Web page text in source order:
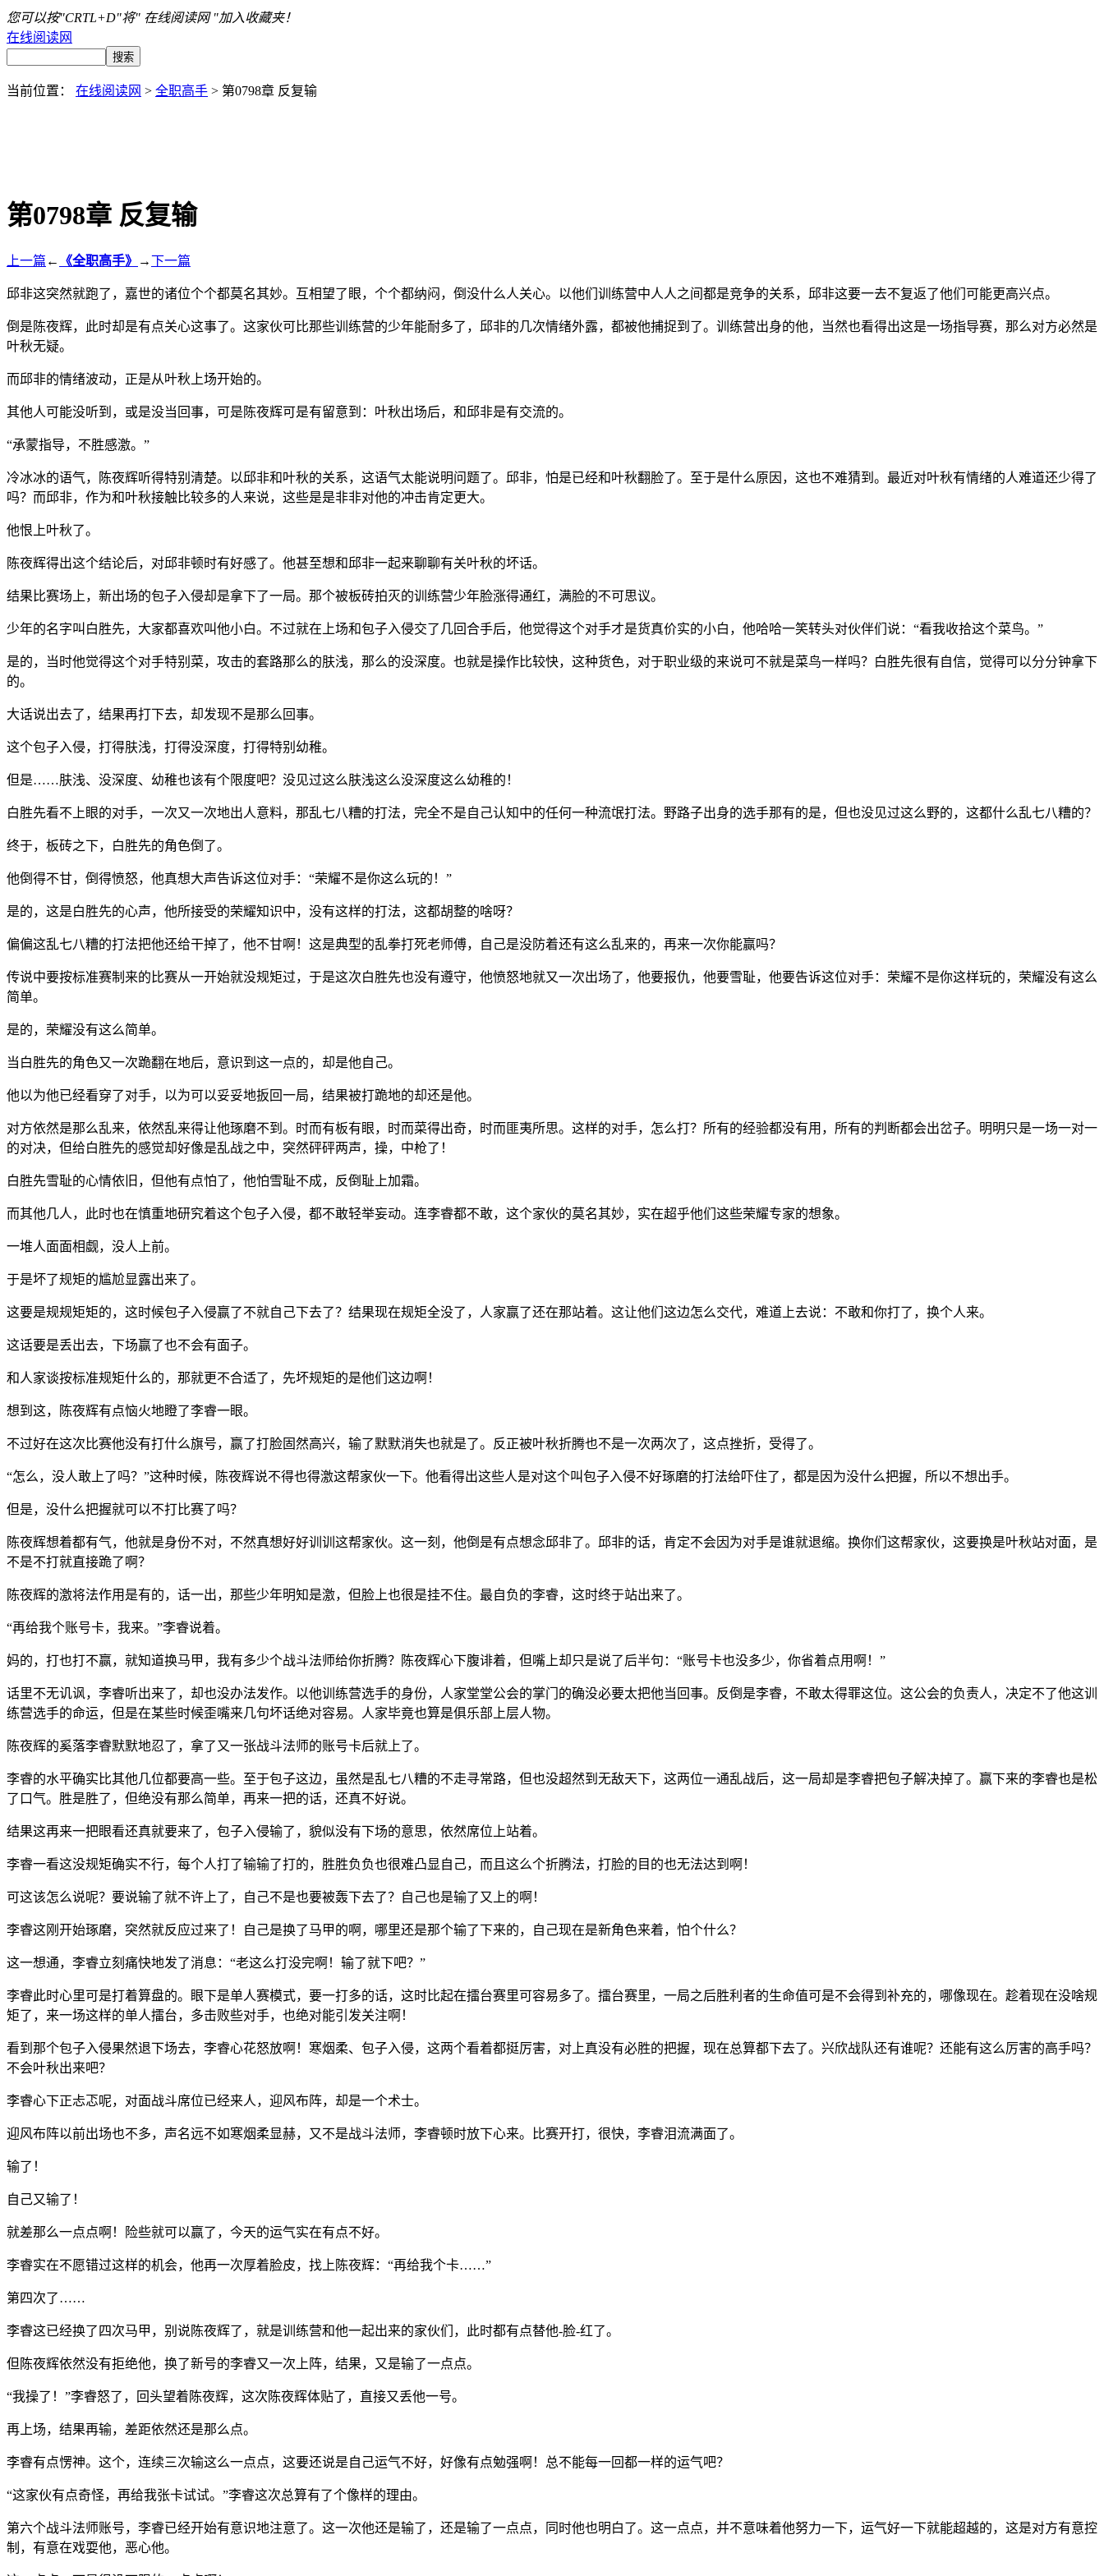
您可以按"CRTL+D"将" 在线阅读网 "加入收藏夹！
在线阅读网
当前位置： 在线阅读网 > 全职高手 > 第0798章 反复输
第0798章 反复输
上一篇 ← 《全职高手》 →下一篇
邱非这突然就跑了，嘉世的诸位个个都莫名其妙。互相望了眼，个个都纳闷，倒没什么人关心。以他们训练营中人人之间都是竞争的关系，邱非这要一去不复返了他们可能更高兴点。
倒是陈夜辉，此时却是有点关心这事了。这家伙可比那些训练营的少年能耐多了，邱非的几次情绪外露，都被他捕捉到了。训练营出身的他，当然也看得出这是一场指导赛，那么对方必然是
叶秋无疑。
而邱非的情绪波动，正是从叶秋上场开始的。
其他人可能没听到，或是没当回事，可是陈夜辉可是有留意到：叶秋出场后，和邱非是有交流的。
“承蒙指导，不胜感激。”
冷冰冰的语气，陈夜辉听得特别清楚。以邱非和叶秋的关系，这语气太能说明问题了。邱非，怕是已经和叶秋翻脸了。至于是什么原因，这也不难猜到。最近对叶秋有情绪的人难道还少得了
吗？而邱非，作为和叶秋接触比较多的人来说，这些是是非非对他的冲击肯定更大。
他恨上叶秋了。
陈夜辉得出这个结论后，对邱非顿时有好感了。他甚至想和邱非一起来聊聊有关叶秋的坏话。
结果比赛场上，新出场的包子入侵却是拿下了一局。那个被板砖拍灭的训练营少年脸涨得通红，满脸的不可思议。
少年的名字叫白胜先，大家都喜欢叫他小白。不过就在上场和包子入侵交了几回合手后，他觉得这个对手才是货真价实的小白，他哈哈一笑转头对伙伴们说：“看我收拾这个菜鸟。”
是的，当时他觉得这个对手特别菜，攻击的套路那么的肤浅，那么的没深度。也就是操作比较快，这种货色，对于职业级的来说可不就是菜鸟一样吗？白胜先很有自信，觉得可以分分钟拿下
的。
大话说出去了，结果再打下去，却发现不是那么回事。
这个包子入侵，打得肤浅，打得没深度，打得特别幼稚。
但是……肤浅、没深度、幼稚也该有个限度吧？没见过这么肤浅这么没深度这么幼稚的！
白胜先看不上眼的对手，一次又一次地出人意料，那乱七八糟的打法，完全不是自己认知中的任何一种流氓打法。野路子出身的选手那有的是，但也没见过这么野的，这都什么乱七八糟的？
终于，板砖之下，白胜先的角色倒了。
他倒得不甘，倒得愤怒，他真想大声告诉这位对手：“荣耀不是你这么玩的！”
是的，这是白胜先的心声，他所接受的荣耀知识中，没有这样的打法，这都胡整的啥呀？
偏偏这乱七八糟的打法把他还给干掉了，他不甘啊！这是典型的乱拳打死老师傅，自己是没防着还有这么乱来的，再来一次你能赢吗？
传说中要按标准赛制来的比赛从一开始就没规矩过，于是这次白胜先也没有遵守，他愤怒地就又一次出场了，他要报仇，他要雪耻，他要告诉这位对手：荣耀不是你这样玩的，荣耀没有这么
简单。
是的，荣耀没有这么简单。
当白胜先的角色又一次跪翻在地后，意识到这一点的，却是他自己。
他以为他已经看穿了对手，以为可以妥妥地扳回一局，结果被打跪地的却还是他。
对方依然是那么乱来，依然乱来得让他琢磨不到。时而有板有眼，时而菜得出奇，时而匪夷所思。这样的对手，怎么打？所有的经验都没有用，所有的判断都会出岔子。明明只是一场一对一
的对决，但给白胜先的感觉却好像是乱战之中，突然砰砰两声，操，中枪了！
白胜先雪耻的心情依旧，但他有点怕了，他怕雪耻不成，反倒耻上加霜。
而其他几人，此时也在慎重地研究着这个包子入侵，都不敢轻举妄动。连李睿都不敢，这个家伙的莫名其妙，实在超乎他们这些荣耀专家的想象。
一堆人面面相觑，没人上前。
于是坏了规矩的尴尬显露出来了。
这要是规规矩矩的，这时候包子入侵赢了不就自己下去了？结果现在规矩全没了，人家赢了还在那站着。这让他们这边怎么交代，难道上去说：不敢和你打了，换个人来。
这话要是丢出去，下场赢了也不会有面子。
和人家谈按标准规矩什么的，那就更不合适了，先坏规矩的是他们这边啊！
想到这，陈夜辉有点恼火地瞪了李睿一眼。
不过好在这次比赛他没有打什么旗号，赢了打脸固然高兴，输了默默消失也就是了。反正被叶秋折腾也不是一次两次了，这点挫折，受得了。
“怎么，没人敢上了吗？”这种时候，陈夜辉说不得也得激这帮家伙一下。他看得出这些人是对这个叫包子入侵不好琢磨的打法给吓住了，都是因为没什么把握，所以不想出手。
但是，没什么把握就可以不打比赛了吗？
陈夜辉想着都有气，他就是身份不对，不然真想好好训训这帮家伙。这一刻，他倒是有点想念邱非了。邱非的话，肯定不会因为对手是谁就退缩。换你们这帮家伙，这要换是叶秋站对面，是
不是不打就直接跪了啊？
陈夜辉的激将法作用是有的，话一出，那些少年明知是激，但脸上也很是挂不住。最自负的李睿，这时终于站出来了。
“再给我个账号卡，我来。”李睿说着。
妈的，打也打不赢，就知道换马甲，我有多少个战斗法师给你折腾？陈夜辉心下腹诽着，但嘴上却只是说了后半句：“账号卡也没多少，你省着点用啊！”
话里不无讥讽，李睿听出来了，却也没办法发作。以他训练营选手的身份，人家堂堂公会的掌门的确没必要太把他当回事。反倒是李睿，不敢太得罪这位。这公会的负责人，决定不了他这训
练营选手的命运，但是在某些时候歪嘴来几句坏话绝对容易。人家毕竟也算是俱乐部上层人物。
陈夜辉的奚落李睿默默地忍了，拿了又一张战斗法师的账号卡后就上了。
李睿的水平确实比其他几位都要高一些。至于包子这边，虽然是乱七八糟的不走寻常路，但也没超然到无敌天下，这两位一通乱战后，这一局却是李睿把包子解决掉了。赢下来的李睿也是松
了口气。胜是胜了，但绝没有那么简单，再来一把的话，还真不好说。
结果这再来一把眼看还真就要来了，包子入侵输了，貌似没有下场的意思，依然席位上站着。
李睿一看这没规矩确实不行，每个人打了输输了打的，胜胜负负也很难凸显自己，而且这么个折腾法，打脸的目的也无法达到啊！
可这该怎么说呢？要说输了就不许上了，自己不是也要被轰下去了？自己也是输了又上的啊！
李睿这刚开始琢磨，突然就反应过来了！自己是换了马甲的啊，哪里还是那个输了下来的，自己现在是新角色来着，怕个什么？
这一想通，李睿立刻痛快地发了消息：“老这么打没完啊！输了就下吧？”
李睿此时心里可是打着算盘的。眼下是单人赛模式，要一打多的话，这时比起在擂台赛里可容易多了。擂台赛里，一局之后胜利者的生命值可是不会得到补充的，哪像现在。趁着现在没啥规
矩了，来一场这样的单人擂台，多击败些对手，也绝对能引发关注啊！
看到那个包子入侵果然退下场去，李睿心花怒放啊！寒烟柔、包子入侵，这两个看着都挺厉害，对上真没有必胜的把握，现在总算都下去了。兴欣战队还有谁呢？还能有这么厉害的高手吗？
不会叶秋出来吧？
李睿心下正忐忑呢，对面战斗席位已经来人，迎风布阵，却是一个术士。
迎风布阵以前出场也不多，声名远不如寒烟柔显赫，又不是战斗法师，李睿顿时放下心来。比赛开打，很快，李睿泪流满面了。
输了！
自己又输了！
就差那么一点点啊！险些就可以赢了，今天的运气实在有点不好。
李睿实在不愿错过这样的机会，他再一次厚着脸皮，找上陈夜辉：“再给我个卡……”
第四次了……
李睿这已经换了四次马甲，别说陈夜辉了，就是训练营和他一起出来的家伙们，此时都有点替他-脸-红了。
但陈夜辉依然没有拒绝他，换了新号的李睿又一次上阵，结果，又是输了一点点。
“我操了！”李睿怒了，回头望着陈夜辉，这次陈夜辉体贴了，直接又丢他一号。
再上场，结果再输，差距依然还是那么点。
李睿有点愣神。这个，连续三次输这么一点点，这要还说是自己运气不好，好像有点勉强啊！总不能每一回都一样的运气吧？
“这家伙有点奇怪，再给我张卡试试。”李睿这次总算有了个像样的理由。
第六个战斗法师账号，李睿已经开始有意识地注意了。这一次他还是输了，还是输了一点点，同时他也明白了。这一点点，并不意味着他努力一下，运气好一下就能超越的，这是对方有意控
制，有意在戏耍他，恶心他。